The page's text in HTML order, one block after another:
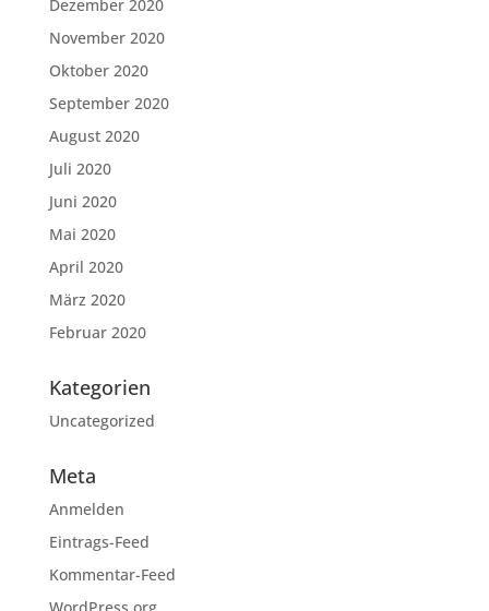
Dezember 2020
November 2020
Oktober 2020
September 2020
August 2020
Juli 2020
Juni 2020
Mai 2020
April 2020
März 2020
Februar 2020
Kategorien
Uncategorized
Meta
Anmelden
Eintrags-Feed
Kommentar-Feed